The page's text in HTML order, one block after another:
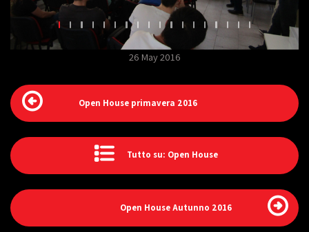
26 May 2016
Open House primavera 2016
Tutto su: Open House
Open House Autunno 2016